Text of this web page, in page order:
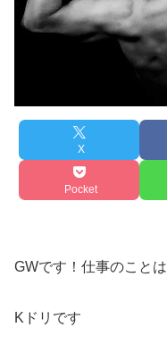
X
Pocket
GWです！仕事のこと
Kドリです